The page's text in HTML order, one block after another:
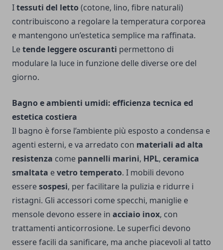
Itessuti del letto (cotone, lino, fibre naturali)
contribuiscono a regolare la temperatura corporea
e mantengono un’estetica semplice ma raffinata.
Letende leggere oscuranti permettono di
modulare la luce in funzione delle diverse ore del
giorno.
Bagno e ambienti umidi: efficienza tecnica ed
estetica costiera
Il bagno è forse l’ambiente più esposto a condensa e
agenti esterni, e va arredato con materiali ad alta
resistenza come pannelli marini, HPL, ceramica
smaltata evetro temperato. I mobili devono
esseresospesi, per facilitare la pulizia e ridurre i
ristagni. Gli accessori come specchi, maniglie e
mensole devono essere in acciaio inox, con
trattamenti anticorrosione. Le superfici devono
essere facili da sanificare, ma anche piacevoli al tatto